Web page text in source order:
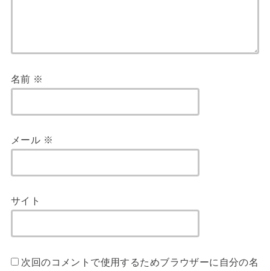
名前 ※
メール ※
サイト
次回のコメントで使用するためブラウザーに自分の名